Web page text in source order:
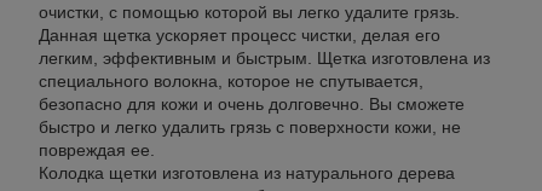
очистки, с помощью которой вы легко удалите грязь.
Данная щетка ускоряет процесс чистки, делая его
легким, эффективным и быстрым. Щетка изготовлена из
специального волокна, которое не спутывается,
безопасно для кожи и очень долговечно. Вы сможете
быстро и легко удалить грязь с поверхности кожи, не
повреждая ее.
Колодка щетки изготовлена из натурального дерева